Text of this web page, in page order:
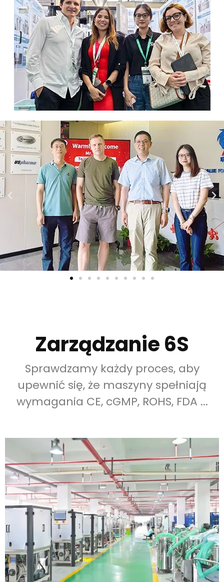
Zarządzanie 6S
Sprawdzamy każdy proces, aby
upewnić się, że maszyny spełniają
wymagania CE, cGMP, ROHS, FDA ...